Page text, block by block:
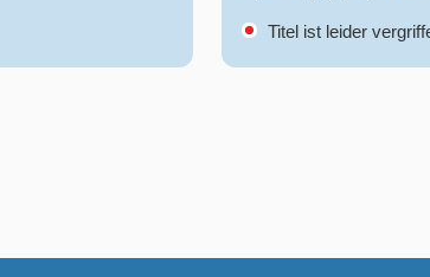
Titel ist leider